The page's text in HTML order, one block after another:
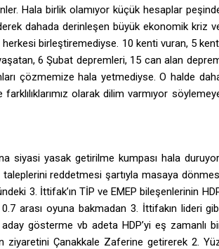
Hala birlik olamıyor küçük hesaplar
dahada derinleşen büyük ekonomik kriz
herkesi birleştiremediyse. 10 kenti vuran, 5
6 Şubat depremleri, 15 can alan
çözmemize hala yetmediyse. O halde
olarak dilim varmıyor
siyasi yasak getirilme kumpası hala
taleplerini reddetmesi şartıyla masaya
3. İttifak’ın TİP ve EMEP bileşenlerinin
0.7 arası oyuna bakmadan 3. İttifakın lideri
aday gösterme vb adeta HDP’yi eş zamanlı
ziyaretini Çanakkale Zaferine getirerek 2.